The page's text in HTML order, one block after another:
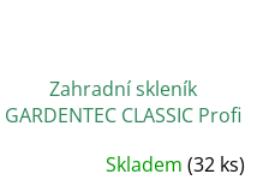
Zahradní skleník
GARDENTEC CLASSIC Profi
Průměrné
hodnoceníSkladem(32 ks)